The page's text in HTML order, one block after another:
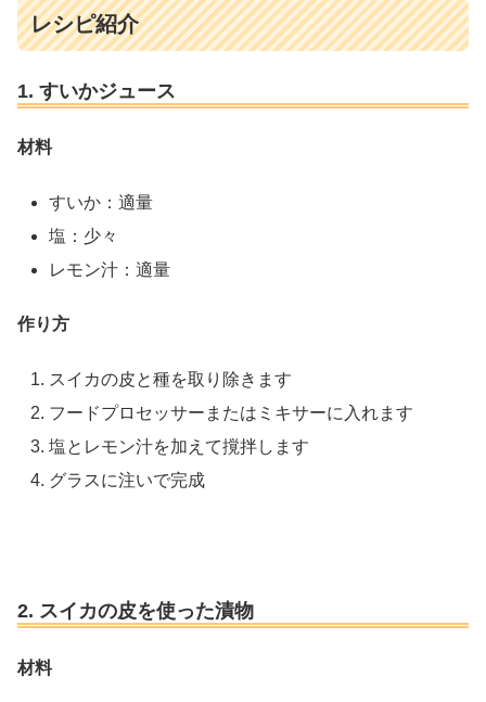
レシピ紹介
1. すいかジュース
材料
すいか：適量
塩：少々
レモン汁：適量
作り方
スイカの皮と種を取り除きます
フードプロセッサーまたはミキサーに入れます
塩とレモン汁を加えて撹拌します
グラスに注いで完成
2. スイカの皮を使った漬物
材料